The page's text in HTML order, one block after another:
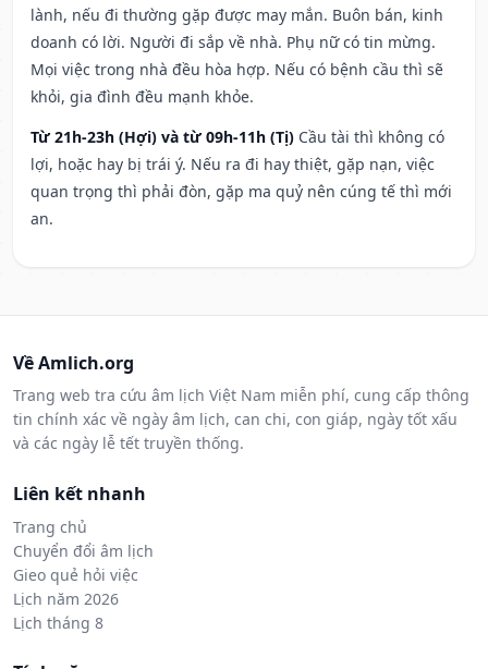
lành, nếu đi thường gặp được may mắn. Buôn bán, kinh
doanh có lời. Người đi sắp về nhà. Phụ nữ có tin mừng.
Mọi việc trong nhà đều hòa hợp. Nếu có bệnh cầu thì sẽ
khỏi, gia đình đều mạnh khỏe.
Từ 21h-23h (Hợi) và từ 09h-11h (Tị) Cầu tài thì không có
lợi, hoặc hay bị trái ý. Nếu ra đi hay thiệt, gặp nạn, việc
quan trọng thì phải đòn, gặp ma quỷ nên cúng tế thì mới
an.
Về Amlich.org
Trang web tra cứu âm lịch Việt Nam miễn phí, cung cấp thông
tin chính xác về ngày âm lịch, can chi, con giáp, ngày tốt xấu
và các ngày lễ tết truyền thống.
Liên kết nhanh
Trang chủ
Chuyển đổi âm lịch
Gieo quẻ hỏi việc
Lịch năm 2026
Lịch tháng 8